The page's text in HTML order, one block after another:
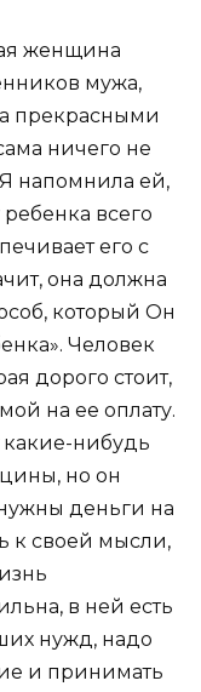
женщина
мужа,
прекрасными
ничего не
Я напомнила ей,
ребенка всего
его с
она должна
который Он
Человек
дорого стоит,
на ее оплату.
какие-нибудь
но он
деньги на
к своей мысли,
в ней есть
нужд, надо
и принимать